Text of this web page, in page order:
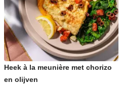
Heek à la meunière met chorizo
en olijven